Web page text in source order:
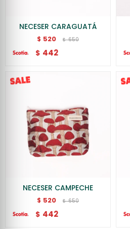
NECESER CARAGUATÁ
$ 520 $ 650
$ 442
NECESER CAMPECHE
$ 520 $ 650
$ 442